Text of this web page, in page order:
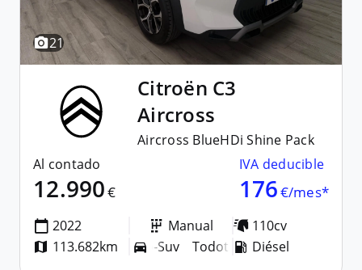
21
Citroën C3
Aircross
Aircross BlueHDi Shine Pack
Al contado
12.990€
IVA deducible
176€/mes*
2022 Manual
110cv
113.682km
Todoterreno-Suv Todoterreno-Suv
Diésel